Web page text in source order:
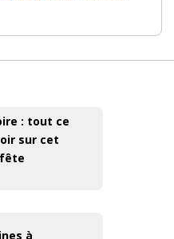
: tout ce
sur cet
à